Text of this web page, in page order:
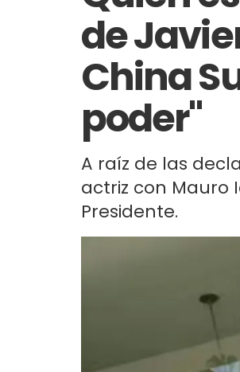
de
China
poder"
A raíz de las
actriz con Mauro
Presidente.